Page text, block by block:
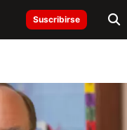
Suscribirse